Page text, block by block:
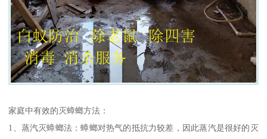
家庭中有效的灭蟑螂方法：
1、蒸汽灭蟑螂法：蟑螂对热气的抵抗力较差，因此蒸汽是很好的灭